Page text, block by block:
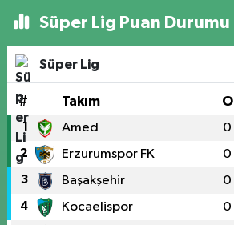
Süper Lig Puan Durumu
Süper Lig
# Takım O
1 Amed 0
2 Erzurumspor FK 0
3 Başakşehir 0
4 Kocaelispor 0